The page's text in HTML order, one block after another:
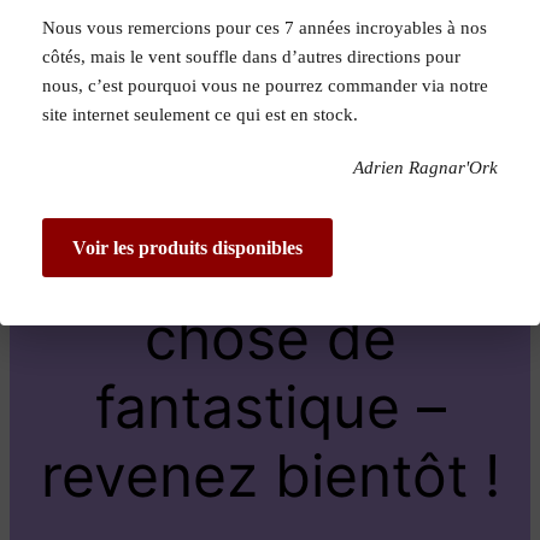
Pardon pour le
dérangement !
Nous travaillons
sur quelque
chose de
fantastique –
revenez bientôt !
Nous vous remercions pour ces 7 années incroyables à nos
côtés, mais le vent souffle dans d’autres directions pour
nous, c’est pourquoi vous ne pourrez commander via notre
site internet seulement ce qui est en stock.
Adrien Ragnar'Ork
Voir les produits disponibles